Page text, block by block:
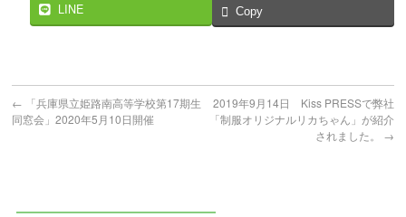
LINE
Copy
← 「兵庫県立姫路南高等学校第17期生
同窓会」2020年5月10日開催
2019年9月14日 Kiss PRESSで弊社
「制服オリジナルリカちゃん」が紹介
されました。 →